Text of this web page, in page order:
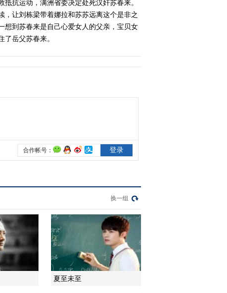
2011-12-22 08:10:57
《雪狼》 第7集
2011-12-22 08:23:27
《雪狼》 第11集
抗运动，满洲省委决定处死汉奸苏春来。
让刘栋梁带着娜拉和苏苏远离这个是非之
想到苏春来是自己心爱女人的父亲，宝贝女
岳父苏春来。
换一组
夏至未至